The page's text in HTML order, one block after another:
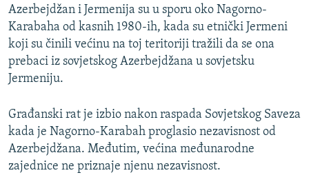
Azerbejdžan i Jermenija su u sporu oko Nagorno-
Karabaha od kasnih 1980-ih, kada su etnički Jermeni
koji su činili većinu na toj teritoriji tražili da se ona
prebaci iz sovjetskog Azerbejdžana u sovjetsku
Jermeniju.
Građanski rat je izbio nakon raspada Sovjetskog Saveza
kada je Nagorno-Karabah proglasio nezavisnost od
Azerbejdžana. Međutim, većina međunarodne
zajednice ne priznaje njenu nezavisnost.